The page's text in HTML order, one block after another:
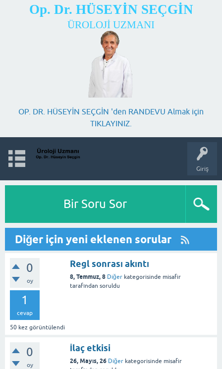
Op. Dr. HÜSEYİN SEÇGİN
ÜROLOJİ UZMANI
OP. DR. HÜSEYİN SEÇGİN 'den RANDEVU Almak için
TIKLAYINIZ.
Giriş
Bir Soru Sor
Diğer için yeni eklenen sorular
0
oy
1
cevap
50 kez görüntülendi
Regl sonrası akıntı
8, Temmuz, 8 Diğer kategorisinde misafir
tarafından soruldu
0
oy
İlaç etkisi
26, Mayıs, 26 Diğer kategorisinde misafir